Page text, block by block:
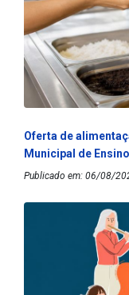
Oferta de
Municipal de
Publicado em: 06/08/